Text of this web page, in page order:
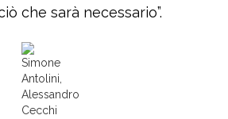
che sarà necessario”.
Simone
Antolini,
Alessandro
Cecchi